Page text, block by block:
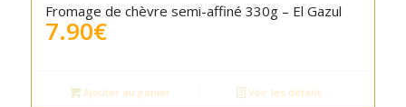
Fromage de chèvre semi-affiné 330g – El Gazul
7.90€
Ajouter au panier Voir les détails